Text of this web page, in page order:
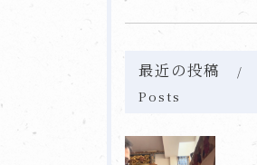
最近の投稿
Posts